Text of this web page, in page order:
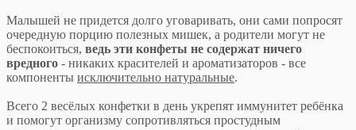
Малышей не придется долго уговаривать, они сами попросят
очередную порцию полезных мишек, а родители могут не
беспокоиться, ведь эти конфеты не содержат ничего
вредного - никаких красителей и ароматизаторов - все
компоненты исключительно натуральные.
Всего 2 весёлых конфетки в день укрепят иммунитет ребёнка
и помогут организму сопротивляться простудным